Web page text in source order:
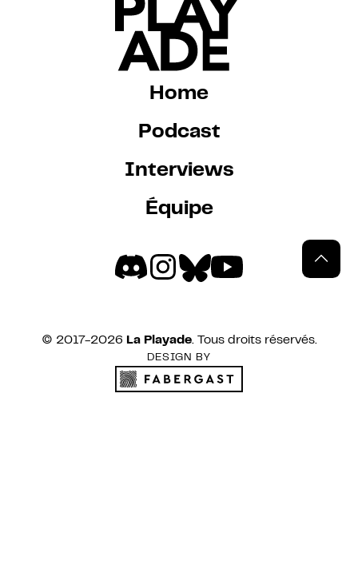
Home
Podcast
Interviews
Équipe
© 2017-2026 La Playade. Tous droits réservés.
DESIGN BY